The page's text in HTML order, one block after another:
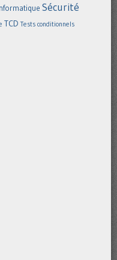
Sécurité
TCD Tests conditionnels